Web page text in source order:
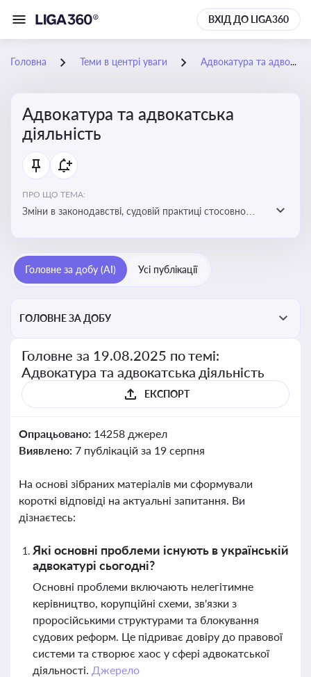
ВХІД ДО LIGA360
Головна Теми в центрі уваги Адвокатура та адвокатська діяльність
Адвокатура та адвокатська
діяльність
ПРО ЩО ТЕМА:
Зміни в законодавстві, судовій практиці стосовно
Головне за добу (AI) Усі публікації
ГОЛОВНЕ ЗА ДОБУ
Головне за 19.08.2025 по темі:
Адвокатура та адвокатська діяльність
ЕКСПОРТ
Опрацьовано: 14258 джерел
Виявлено: 7 публікацій за 19 серпня
На основі зібраних матеріалів ми сформували
короткі відповіді на актуальні запитання. Ви
дізнаєтесь:
Які основні проблеми існують в українській
адвокатурі сьогодні?
Основні проблеми включають нелегітимне
керівництво, корупційні схеми, зв'язки з
проросійськими структурами та блокування
судових реформ. Це підриває довіру до правової
системи та створює хаос у сфері адвокатської
діяльності. Джерело